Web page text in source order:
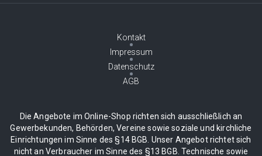
Kontakt
Impressum
Datenschutz
AGB
Die Angebote im Online-Shop richten sich ausschließlich an
Gewerbekunden, Behörden, Vereine sowie soziale und kirchliche
Einrichtungen im Sinne des §14 BGB. Unser Angebot richtet sich
nicht an Verbraucher im Sinne des §13 BGB. Technische sowie